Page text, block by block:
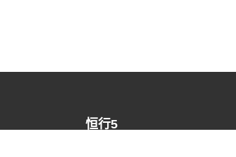
恒行5